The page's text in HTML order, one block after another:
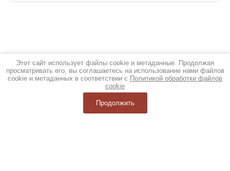
Этот сайт использует файлы cookie и метаданные. Продолжая
просматривать его, вы соглашаетесь на использование нами файлов
cookie и метаданных в соответствии с Политикой обработки файлов
cookie
Продолжить